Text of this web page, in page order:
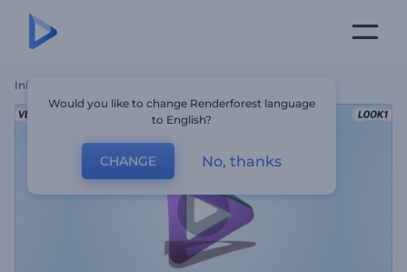
Início
Would you like to change Renderforest language
to English?
CHANGE No, thanks